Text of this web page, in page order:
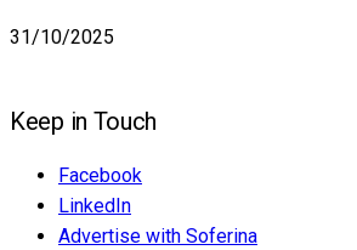
31/10/2025
Keep in Touch
Facebook
LinkedIn
Advertise with Soferina